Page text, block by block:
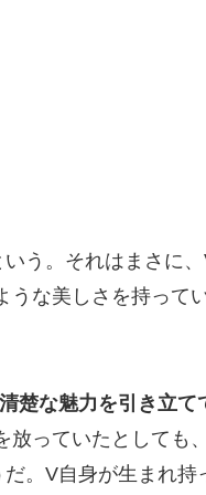
いう。それはまさに
な美しさを持って
楚な魅力を引き立て
っていたとしても
。V自身が生まれ持